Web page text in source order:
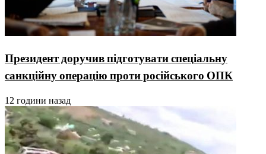
Президент доручив підготувати спеціальну
санкційну операцію проти російського ОПК
12 години назад